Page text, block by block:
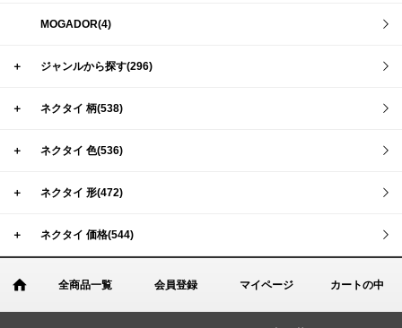
MOGADOR(4)
＋ ジャンルから探す(296)
＋ ネクタイ 柄(538)
＋ ネクタイ 色(536)
＋ ネクタイ 形(472)
＋ ネクタイ 価格(544)
全商品一覧 会員登録 マイページ カートの中